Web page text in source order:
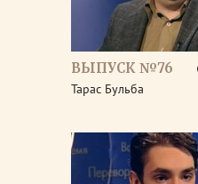
ВЫПУСК №76
Тарас Бульба